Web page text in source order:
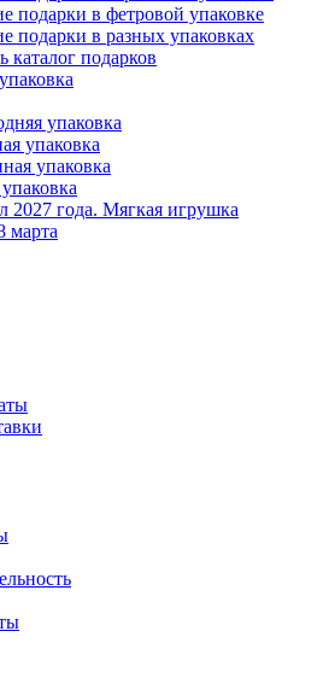
подарки в фетровой упаковке
подарки в разных упаковках
каталог подарков
упаковка
упаковка
упаковка
2027 года. Мягкая игрушка
марта